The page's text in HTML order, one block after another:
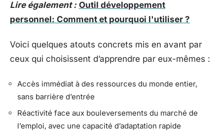
Lire également : Outil développement
personnel: Comment et pourquoi l'utiliser ?
Voici quelques atouts concrets mis en avant par
ceux qui choisissent d’apprendre par eux-mêmes :
Accès immédiat à des ressources du monde entier,
sans barrière d’entrée
Réactivité face aux bouleversements du marché de
l’emploi, avec une capacité d’adaptation rapide